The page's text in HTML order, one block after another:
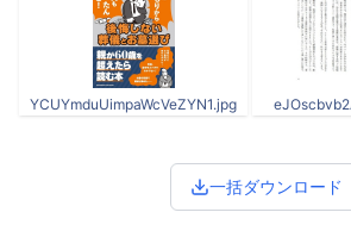
YCUYmduUimpaWcVeZYN1.jpg
一括ダウンロード